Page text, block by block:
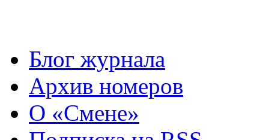
Блог журнала
Архив номеров
О «Смене»